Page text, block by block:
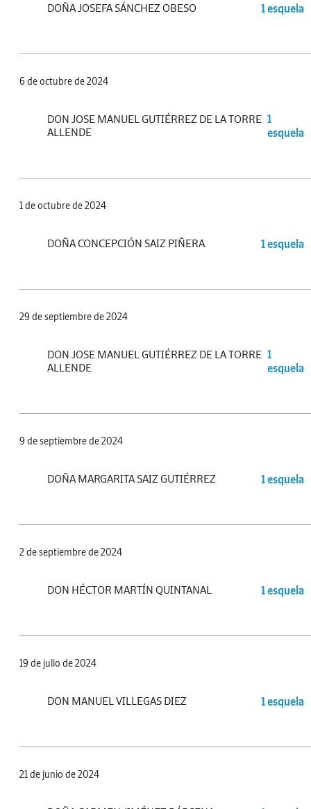
DOÑA JOSEFA SÁNCHEZ OBESO 1 esquela
6 de octubre de 2024
DON JOSE MANUEL GUTIÉRREZ DE LA TORRE
ALLENDE
1
esquela
1 de octubre de 2024
DOÑA CONCEPCIÓN SAIZ PIÑERA 1 esquela
29 de septiembre de 2024
DON JOSE MANUEL GUTIÉRREZ DE LA TORRE
ALLENDE
1
esquela
9 de septiembre de 2024
DOÑA MARGARITA SAIZ GUTIÉRREZ 1 esquela
2 de septiembre de 2024
DON HÉCTOR MARTÍN QUINTANAL 1 esquela
19 de julio de 2024
DON MANUEL VILLEGAS DIEZ 1 esquela
21 de junio de 2024